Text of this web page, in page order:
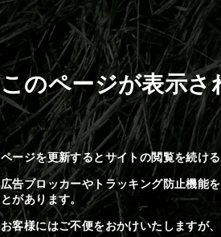
このページが表示さ
ページを更新するとサイトの閲覧を続ける
広告ブロッカーやトラッキング防止機能
とがあります。
お客様にはご不便をおかけいたしますが